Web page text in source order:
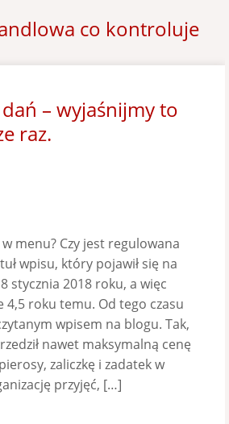
co kontroluje
– wyjaśnijmy to
raz.
menu? Czy jest regulowana
wpisu, który pojawił się na
stycznia 2018 roku, a więc
4,5 roku temu. Od tego czasu
wpisem na blogu. Tak,
nawet maksymalną cenę
zaliczkę i zadatek w
przyjęć, […]